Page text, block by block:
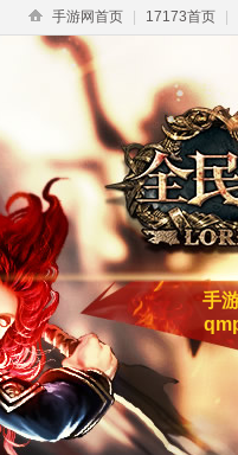
手游网首页 17173首页
手